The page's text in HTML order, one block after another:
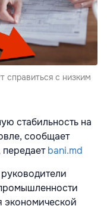
справиться с низким
стабильность на
сообщает
bani.md